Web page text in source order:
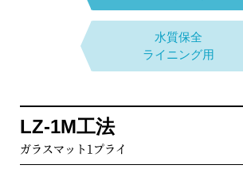
エポキシ系
一般
水質保全
ライニング用
LZ-1M工法
ガラスマット1プライ
LV B工法
ガラスフレーク入りビニルエステル樹脂3回
下水道事業団C種適合
補強材1プライ積層＋ビニルエステル樹脂
下水道事業団C種適合